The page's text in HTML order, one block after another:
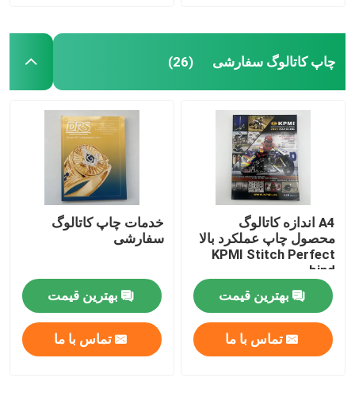
چاپ کاتالوگ سفارشی (26)
A4 اندازه کاتالوگ
محصول چاپ عملکرد بالا
KPMI Stitch Perfect
bind
بهترین قیمت
تماس با ما
خدمات چاپ کاتالوگ
سفارشی
بهترین قیمت
تماس با ما